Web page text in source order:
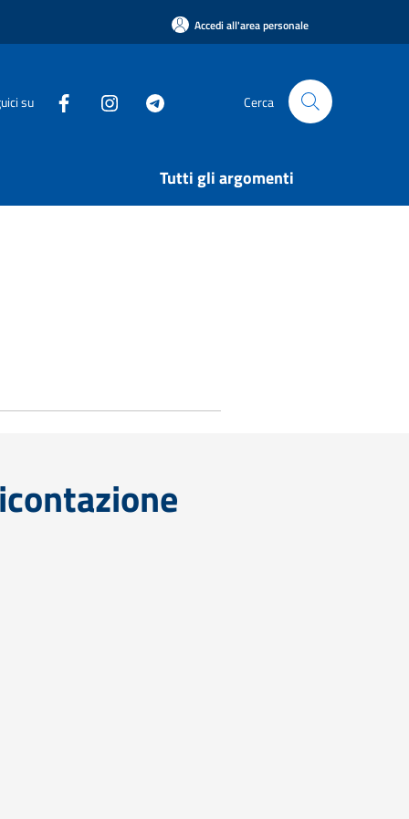
Accedi all'area personale
su Cerca
Tutti gli argomenti